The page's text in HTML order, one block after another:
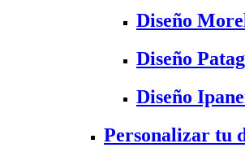
Diseño
Diseño
Diseño
Personalizar tu